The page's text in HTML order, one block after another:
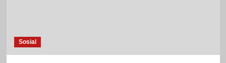
Sosial